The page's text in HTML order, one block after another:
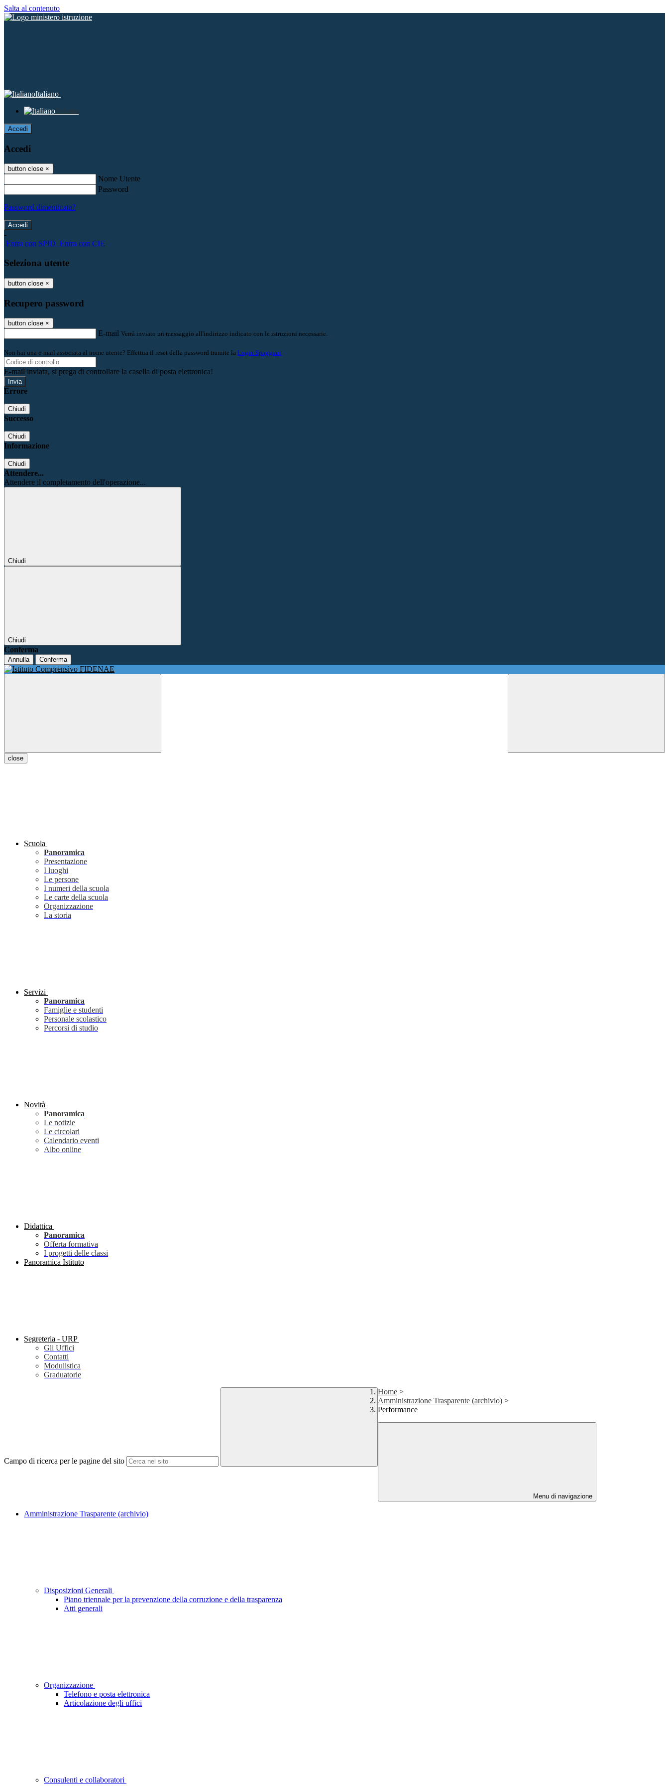
Salta al contenuto
Italiano
Italiano
Accedi
Accedi
button close ×
Nome Utente
Password
Password dimenticata?
-
Entra con SPID Entra con CIE
Seleziona utente
button close ×
Recupero password
button close ×
E-mail Verrà inviato un messaggio all'indirizzo indicato con le istruzioni necessarie.
Non hai una e-mail associata al nome utente? Effettua il reset della password tramite la Login Spaggiari
E-mail inviata, si prega di controllare la casella di posta elettronica!
Errore
Chiudi
Successo
Chiudi
Informazione
Chiudi
Attendere...
Attendere il completamento dell'operazione...
Chiudi
Chiudi
Conferma
Annulla Conferma
close
Scuola
Panoramica
Presentazione
I luoghi
Le persone
I numeri della scuola
Le carte della scuola
Organizzazione
La storia
Servizi
Panoramica
Famiglie e studenti
Personale scolastico
Percorsi di studio
Novità
Panoramica
Le notizie
Le circolari
Calendario eventi
Albo online
Didattica
Panoramica
Offerta formativa
I progetti delle classi
Panoramica Istituto
Segreteria - URP
Gli Uffici
Contatti
Modulistica
Graduatorie
Campo di ricerca per le pagine del sito
Home >
Amministrazione Trasparente (archivio) >
Performance
Menu di navigazione
Amministrazione Trasparente (archivio)
Disposizioni Generali
Piano triennale per la prevenzione della corruzione e della trasparenza
Atti generali
Organizzazione
Telefono e posta elettronica
Articolazione degli uffici
Consulenti e collaboratori